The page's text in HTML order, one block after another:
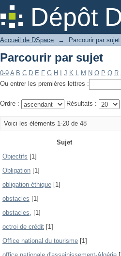
Dépôt
Parcourir par sujet
Accueil de DSpace → Parcourir par sujet
Parcourir par sujet
0-9 A B C D E F G H J K L M N O P Q R
Ou entrer les premières lettres :
Ordre : Résultats :
Voici les éléments 1-20 de 48
Sujet
Objectifs [1]
Obligation [1]
obligation éthique [1]
obstacles [1]
obstacles, [1]
octroi de crédit [1]
Office national du tourisme [1]